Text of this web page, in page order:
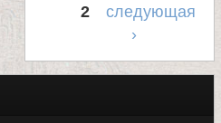
2
следующая
›